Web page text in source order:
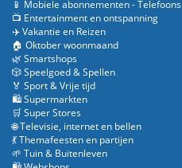
📱 Mobiele abonnementen - Telefoons
📺 Entertainment en ontspanning
✈️ Vakantie en Reizen
🏠 Oktober woonmaand
🌿 Smartshops
🎲 Speelgoed & Spellen
🏅 Sport & Vrije tijd
🛍️ Supermarkten
🛒 Super Stores
🌐 Televisie, internet en bellen
💃 Themafeesten en partijen
🌱 Tuin & Buitenleven